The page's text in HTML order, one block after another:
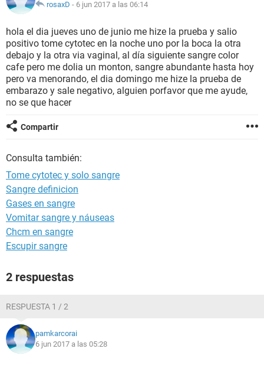
NUTRICIÓN
BIENESTAR
SEXUALIDAD
GLOSARIO
rosaxD - 6 jun 2017 a las 06:14
hola el dia jueves uno de junio me hize la prueba y salio
positivo tome cytotec en la noche uno por la boca la otra
debajo y la otra via vaginal, al día siguiente sangre color
cafe pero me dolia un monton, sangre abundante hasta hoy
pero va menorando, el dia domingo me hize la prueba de
embarazo y sale negativo, alguien porfavor que me ayude,
no se que hacer
Compartir
Consulta también:
Tome cytotec y solo sangre
Sangre definicion
Gases en sangre
Vomitar sangre y náuseas
Chcm en sangre
Escupir sangre
2 respuestas
RESPUESTA 1 / 2
pamkarcorai
6 jun 2017 a las 05:28